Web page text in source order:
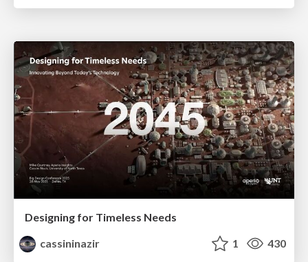
Designing for Timeless Needs
cassininazir
1 430